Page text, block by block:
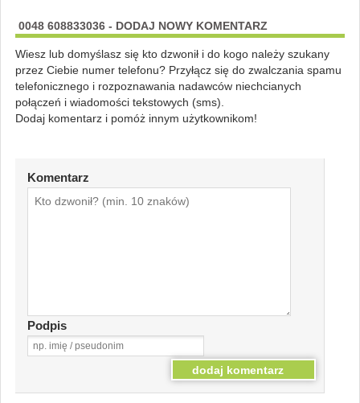
0048 608833036 - DODAJ NOWY KOMENTARZ
Wiesz lub domyślasz się kto dzwonił i do kogo należy szukany
przez Ciebie numer telefonu? Przyłącz się do zwalczania spamu
telefonicznego i rozpoznawania nadawców niechcianych
połączeń i wiadomości tekstowych (sms).
Dodaj komentarz i pomóż innym użytkownikom!
Komentarz
Podpis